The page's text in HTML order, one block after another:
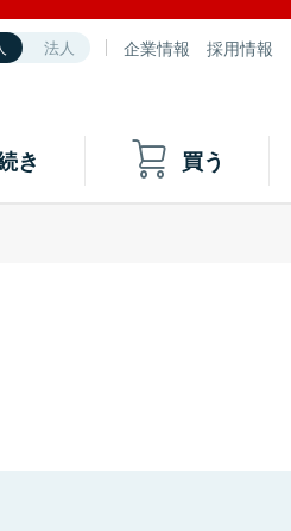
法人 企業情報 採用情報
き 買う